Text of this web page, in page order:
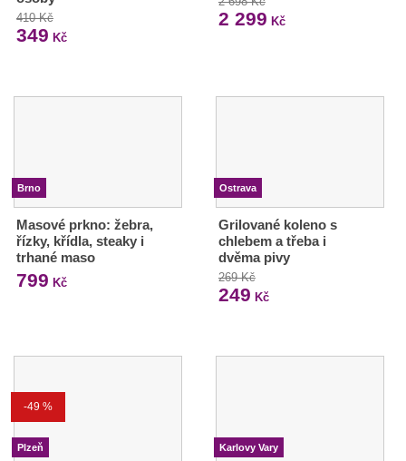
410 Kč
349 Kč
2 299 Kč
Brno
Masové prkno: žebra,
řízky, křídla, steaky i
trhané maso
799 Kč
Ostrava
Grilované koleno s
chlebem a třeba i
dvěma pivy
269 Kč
249 Kč
-49 %
Plzeň Karlovy Vary